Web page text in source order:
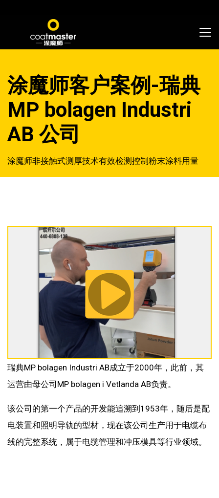
涂魔师客户案例-瑞典
MP bolagen Industri
AB 公司
涂魔师非接触式测厚技术有效检测控制粉末涂料用量
瑞典MP bolagen Industri AB成立于2000年，此前，其
运营由母公司MP bolagen i Vetlanda AB负责。
该公司的第一个产品的开发能追溯到1953年，随后是配
电装置和照明导轨的型材，现在该公司生产用于电缆布
线的完整系统，属于电缆管理和冲压模具等行业领域。